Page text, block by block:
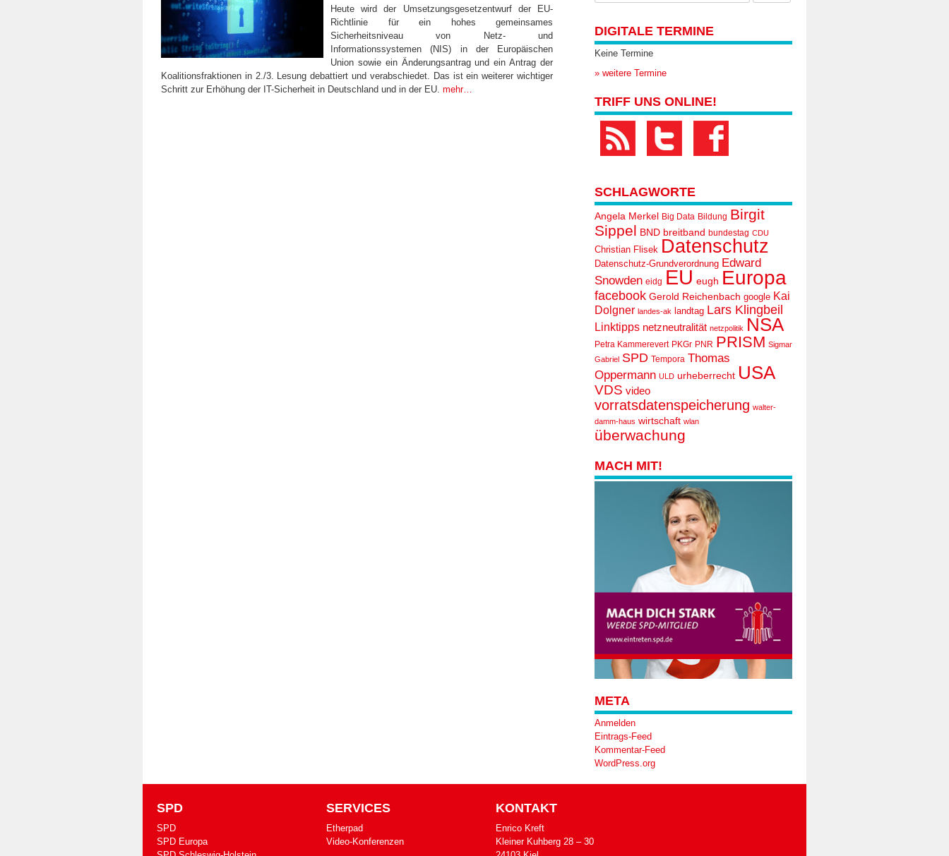
Heute wird der Umsetzungsgesetzentwurf der EU-
Richtlinie für ein hohes gemeinsames
Sicherheitsniveau von Netz- und
Informationssystemen (NIS) in der Europäischen
Union sowie ein Änderungsantrag und ein Antrag der
Koalitionsfraktionen in 2./3. Lesung debattiert und verabschiedet. Das ist ein weiterer wichtiger
Schritt zur Erhöhung der IT-Sicherheit in Deutschland und in der EU. mehr…
DIGITALE TERMINE
Keine Termine
» weitere Termine
TRIFF UNS ONLINE!
SCHLAGWORTE
Angela Merkel Big Data Bildung Birgit
Sippel BND breitband bundestag CDU
Christian Flisek Datenschutz
Datenschutz-Grundverordnung Edward
Snowden eidg EU eugh Europa
facebook Gerold Reichenbach google Kai
Dolgner landes-ak landtag Lars Klingbeil
Linktipps netzneutralität netzpolitik NSA
Petra Kammerevert PKGr PNR PRISM Sigmar
Gabriel SPD Tempora Thomas
Oppermann ULD urheberrecht USA
VDS video
vorratsdatenspeicherung walter-
damm-haus wirtschaft wlan
überwachung
MACH MIT!
META
Anmelden
Eintrags-Feed
Kommentar-Feed
WordPress.org
SPD
SPD
SPD Europa
SERVICES
Etherpad
Video-Konferenzen
KONTAKT
Enrico Kreft
Klei­ner Kuh­berg 28 – 30